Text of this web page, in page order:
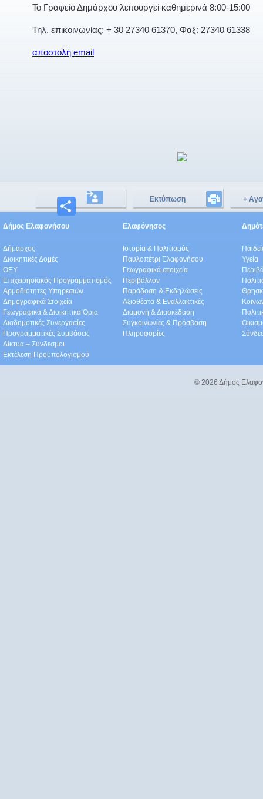
Το Γραφείο Δημάρχου λειτουργεί καθημερινά 8:00-15:00
Τηλ. επικοινωνίας: + 30 27340 61370, Φαξ: 27340 61338
αποστολή email
Μοιραστείτε
Εκτύπωση +
Δήμος Ελαφονήσου
Δήμαρχος
Διοικητικές Δομές
ΟEΥ
Επιχειρησιακός Προγραμματισμός
Αρμοδιότητες Υπηρεσιών
Δημογραφικά Στοιχεία
Γεωγραφικά & Διοικητικά Όρια
Διαδημοτικές Συνεργασίες
Προγραμματικές Συμβάσεις
Δίκτυα – Σύνδεσμοι
Εκτέλεση Προϋπολογισμού
Ελαφόνησος
Ιστορία & Πολιτισμός
Παυλοπέτρι Ελαφονήσου
Γεωγραφικά στοιχεία
Περιβάλλον
Παράδοση & Εκδηλώσεις
Αξιοθέατα & Eναλλακτικές
Διαμονή & Διασκέδαση
Συγκοινωνίες & Πρόσβαση
Πληροφορίες
Υγεία
© 2026 Δήμος